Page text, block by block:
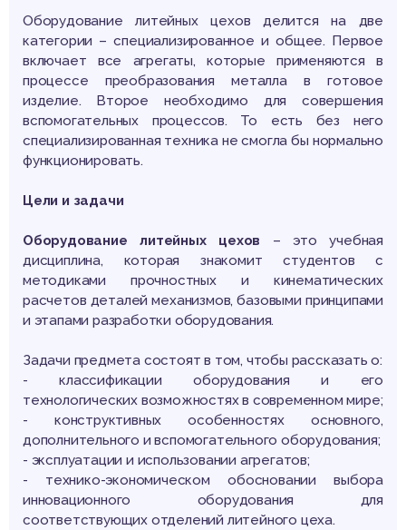
Оборудование литейных цехов делится на две
категории – специализированное и общее. Первое
включает все агрегаты, которые применяются в
процессе преобразования металла в готовое
изделие. Второе необходимо для совершения
вспомогательных процессов. То есть без него
специализированная техника не смогла бы нормально
функционировать.
Цели и задачи
Оборудование литейных цехов – это учебная
дисциплина, которая знакомит студентов с
методиками прочностных и кинематических
расчетов деталей механизмов, базовыми принципами
и этапами разработки оборудования.
Задачи предмета состоят в том, чтобы рассказать о:
- классификации оборудования и его
технологических возможностях в современном мире;
- конструктивных особенностях основного,
дополнительного и вспомогательного оборудования;
- эксплуатации и использовании агрегатов;
- технико-экономическом обосновании выбора
инновационного оборудования для
соответствующих отделений литейного цеха.